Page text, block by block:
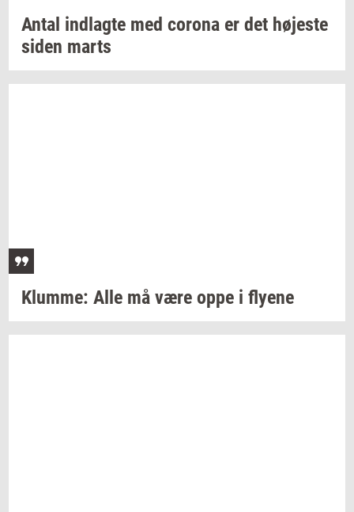
Antal ind­lag­te med cor­o­na er det hø­je­ste
siden marts
Klum­me: Alle må være oppe i fly­e­ne